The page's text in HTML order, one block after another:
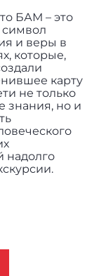
БАМ – это
символ
и веры в
которые,
карту
не только
знания, но и
надолго